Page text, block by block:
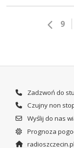
9
Zadzwoń do
Czujny non
Wyślij do nas
Prognoza
radioszczecin.pl